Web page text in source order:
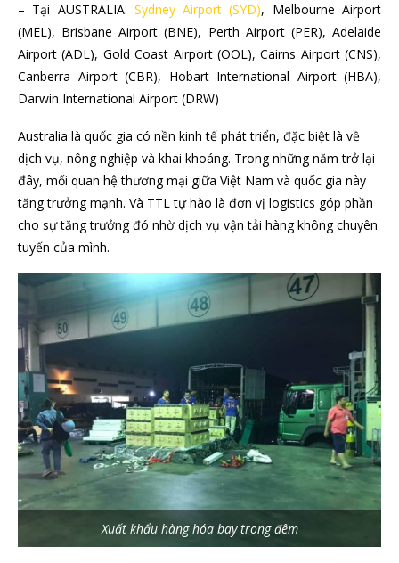
– Tại AUSTRALIA: Sydney Airport (SYD), Melbourne Airport
(MEL), Brisbane Airport (BNE), Perth Airport (PER), Adelaide
Airport (ADL), Gold Coast Airport (OOL), Cairns Airport (CNS),
Canberra Airport (CBR), Hobart International Airport (HBA),
Darwin International Airport (DRW)
Australia là quốc gia có nền kinh tế phát triển, đặc biệt là về
dịch vụ, nông nghiệp và khai khoáng. Trong những năm trở lại
đây, mối quan hệ thương mại giữa Việt Nam và quốc gia này
tăng trưởng mạnh. Và TTL tự hào là đơn vị logistics góp phần
cho sự tăng trưởng đó nhờ dịch vụ vận tải hàng không chuyên
tuyến của mình.
Xuất khẩu hàng hóa bay trong đêm